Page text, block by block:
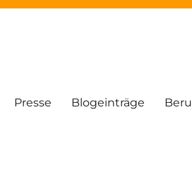
Presse Blogeinträge